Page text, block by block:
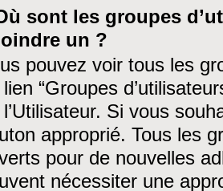
sont les groupes
un ?
pouvez voir tous les
lien “Groupes
l’Utilisateur. Si vous
approprié. Tous les
pour de nouvelles
nécessiter une